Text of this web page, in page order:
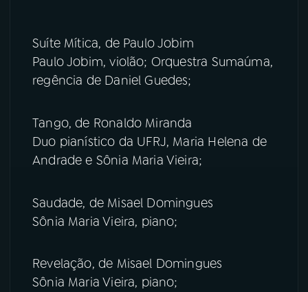
08PRÊMIO RÁDIO MEC
YouTube Facebook
Instagram X
TikTok
Suíte Mítica, de Paulo Jobim
Paulo Jobim, violão; Orquestra Sumaúma,
regência de Daniel Guedes;
Tango, de Ronaldo Miranda
Duo pianístico da UFRJ, Maria Helena de
Andrade e Sônia Maria Vieira;
Saudade, de Misael Domingues
Sônia Maria Vieira, piano;
Revelação, de Misael Domingues
Sônia Maria Vieira, piano;